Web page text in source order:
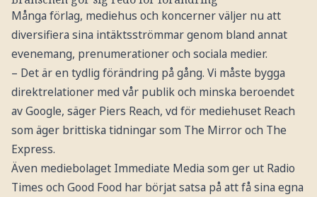
Många förlag, mediehus och koncerner väljer nu att
diversifiera sina intäktsströmmar genom bland annat
evenemang, prenumerationer och sociala medier.
– Det är en tydlig förändring på gång. Vi måste bygga
direktrelationer med vår publik och minska beroendet
av Google, säger Piers Reach, vd för mediehuset Reach
som äger brittiska tidningar som The Mirror och The
Express.
Även mediebolaget Immediate Media som ger ut Radio
Times och Good Food har börjat satsa på att få sina egna